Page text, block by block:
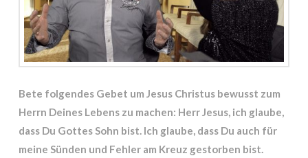
Bete folgendes Gebet um Jesus Christus bewusst zum
Herrn Deines Lebens zu machen: Herr Jesus, ich glaube,
dass Du Gottes Sohn bist. Ich glaube, dass Du auch für
meine Sünden und Fehler am Kreuz gestorben bist.